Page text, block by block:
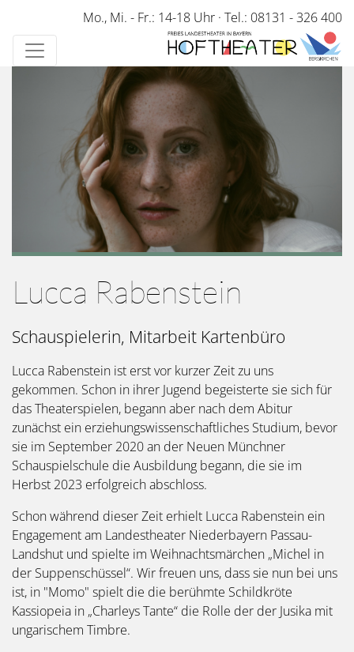
Direkt
zum
Inhalt
Mo., Mi. - Fr.: 14-18 Uhr · Tel.: 08131 - 326 400
Lucca Rabenstein
Schauspielerin, Mitarbeit Kartenbüro
Lucca Rabenstein ist erst vor kurzer Zeit zu uns
gekommen. Schon in ihrer Jugend begeisterte sie sich für
das Theaterspielen, begann aber nach dem Abitur
zunächst ein erziehungswissenschaftliches Studium, bevor
sie im September 2020 an der Neuen Münchner
Schauspielschule die Ausbildung begann, die sie im
Herbst 2023 erfolgreich abschloss.
Schon während dieser Zeit erhielt Lucca Rabenstein ein
Engagement am Landestheater Niederbayern Passau-
Landshut und spielte im Weihnachtsmärchen „Michel in
der Suppenschüssel“. Wir freuen uns, dass sie nun bei uns
ist, in "Momo" spielt die die berühmte Schildkröte
Kassiopeia in „Charleys Tante“ die Rolle der der Jusika mit
ungarischem Timbre.